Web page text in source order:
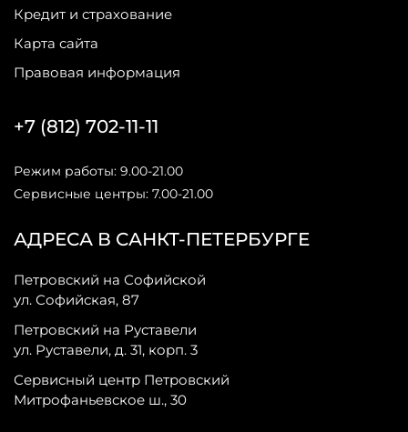
Кредит и страхование
Карта сайта
Правовая информация
АДРЕСА В САНКТ-ПЕТЕРБУРГЕ
Петровский на Софийской
ул. Софийская, 87
Петровский на Руставели
ул. Руставели, д. 31, корп. 3
Сервисный центр Петровский
Митрофаньевское ш., 30
+7 (812) 702-11-11
Режим работы: 9.00-21.00
Сервисные центры: 7.00-21.00